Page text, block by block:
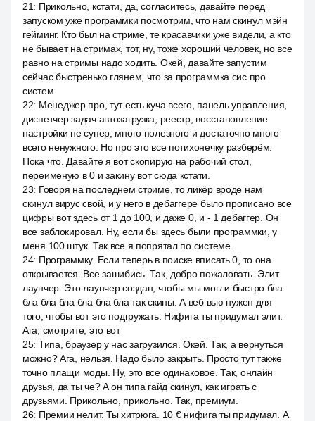
21: Прикольно, кстати, да, согласитесь, давайте перед
запуском уже программки посмотрим, что нам скинул мэйн
гейминг. Кто был на стриме, те красавчики уже видели, а кто
не бывает на стримах, тот, ну, тоже хороший человек, но все
равно на стримы надо ходить. Окей, давайте запустим
сейчас быстренько глянем, что за программка сис про
систем.
22: Менеджер про, тут есть куча всего, панель управления,
диспетчер задач автозагрузка, реестр, восстановление
настройки не супер, много полезного и достаточно много
всего ненужного. Но про это все потихонечку разберём.
Пока что. Давайте я вот скопирую на рабочий стол,
переименую в 0 и закину вот сюда кстати.
23: Говоря на последнем стриме, то ликёр вроде нам
скинул вирус свой, и у него в дебаггере было прописано все
цифры вот здесь от 1 до 100, и даже 0, и - 1 дебаггер. Он
все заблокировал. Ну, если бы здесь были программки, у
меня 100 штук. Так все я попрятал по системе.
24: Программку. Если теперь в поиске вписать 0, то она
открывается. Все зашибись. Так, добро пожаловать. Элит
лаунчер. Это лаунчер создан, чтобы мы могли быстро бла
бла бла бла бла бла бла так скины. А веб вью нужен для
того, чтобы вот это подгружать. Нифига ты придумал элит.
Ага, смотрите, это вот
25: Типа, браузер у нас загрузился. Окей. Так, а вернуться
можно? Ага, нельзя. Надо было закрыть. Просто тут также
точно плащи моды. Ну, это все одинаковое. Так, онлайн
друзья, да ты че? А он типа гайд скинул, как играть с
друзьями. Прикольно, прикольно. Так, премиум.
26: Премии нелит. Ты хитрюга. 10 € нифига ты придумал. А